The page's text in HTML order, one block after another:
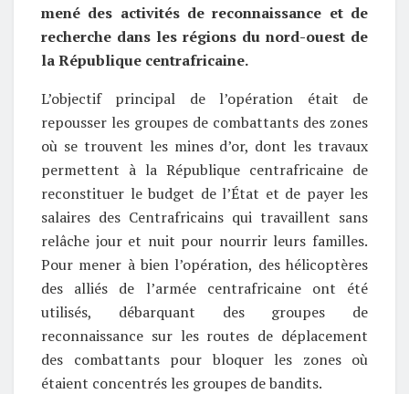
mené des activités de reconnaissance et de
recherche dans les régions du nord-ouest de
la République centrafricaine.
L’objectif principal de l’opération était de
repousser les groupes de combattants des zones
où se trouvent les mines d’or, dont les travaux
permettent à la République centrafricaine de
reconstituer le budget de l’État et de payer les
salaires des Centrafricains qui travaillent sans
relâche jour et nuit pour nourrir leurs familles.
Pour mener à bien l’opération, des hélicoptères
des alliés de l’armée centrafricaine ont été
utilisés, débarquant des groupes de
reconnaissance sur les routes de déplacement
des combattants pour bloquer les zones où
étaient concentrés les groupes de bandits.